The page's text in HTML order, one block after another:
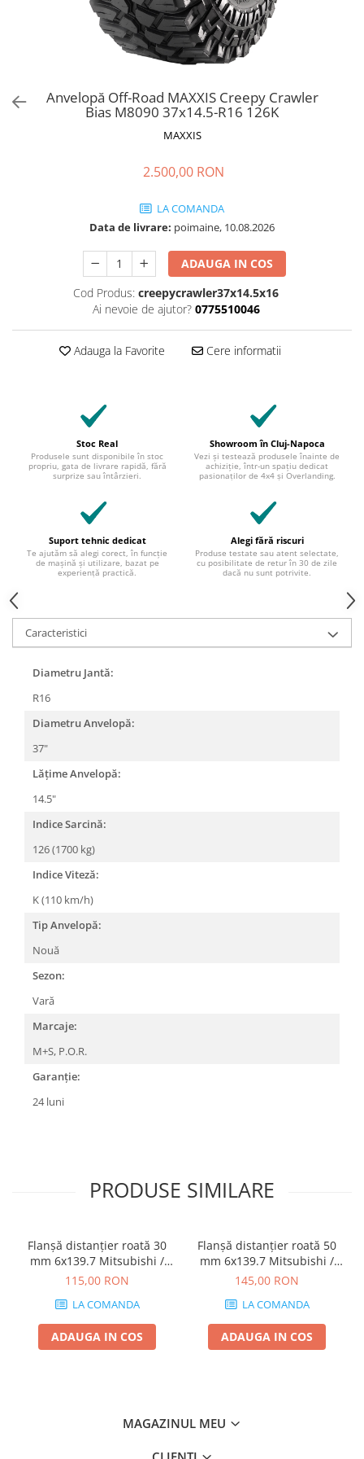
Anvelopă Off-Road MAXXIS Creepy Crawler
Bias M8090 37x14.5-R16 126K
MAXXIS
2.500,00 RON
LA COMANDA
Data de livrare: poimaine, 10.08.2026
ADAUGA IN COS
Cod Produs: creepycrawler37x14.5x16
Ai nevoie de ajutor? 0775510046
Adauga la Favorite Cere informatii
Stoc Real
Produsele sunt disponibile în stoc
propriu, gata de livrare rapidă, fără
surprize sau întârzieri.
Showroom în Cluj-Napoca
Vezi și testează produsele înainte de
achiziție, într-un spațiu dedicat
pasionaților de 4x4 și Overlanding.
Suport tehnic dedicat
Te ajutăm să alegi corect, în funcție
de mașină și utilizare, bazat pe
experiență practică.
Alegi fără riscuri
Produse testate sau atent selectate,
cu posibilitate de retur în 30 de zile
dacă nu sunt potrivite.
Caracteristici
Diametru Jantă:
R16
Diametru Anvelopă:
37"
Lățime Anvelopă:
14.5"
Indice Sarcină:
126 (1700 kg)
Indice Viteză:
K (110 km/h)
Tip Anvelopă:
Nouă
Sezon:
Vară
Marcaje:
M+S, P.O.R.
Garanție:
24 luni
PRODUSE SIMILARE
Flanșă distanțier roată 30
mm 6x139.7 Mitsubishi /
Toyota / Opel / Hyundai
115,00 RON
LA COMANDA
ADAUGA IN COS
Flanșă distanțier roată 50
mm 6x139.7 Mitsubishi /
Toyota / Opel / Hyundai
145,00 RON
LA COMANDA
ADAUGA IN COS
MAGAZINUL MEU